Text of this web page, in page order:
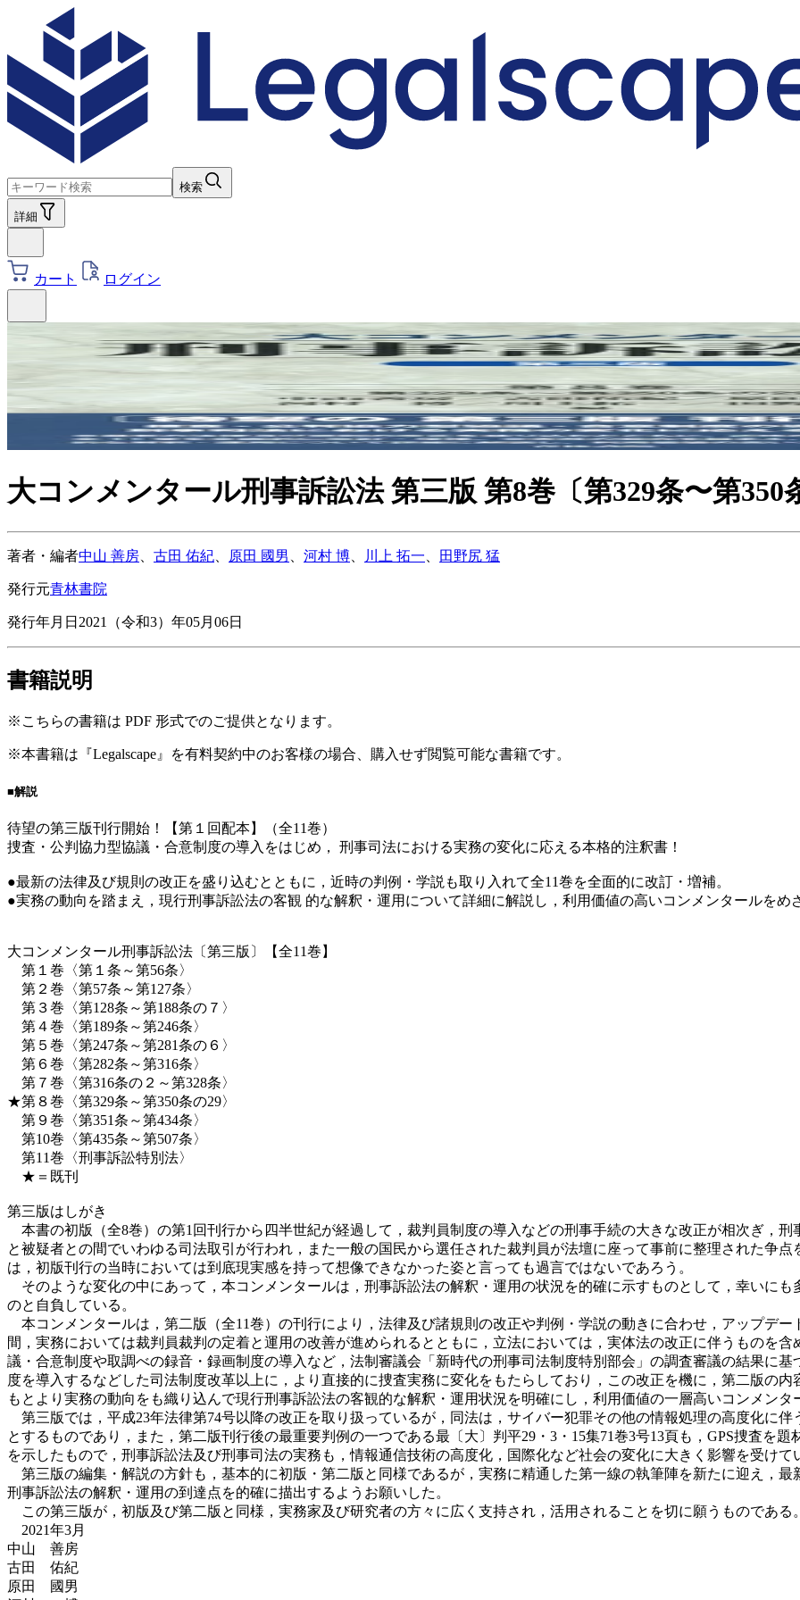
検索
詳細
カート ログイン
大コンメンタール刑事訴訟法 第三版 第8巻〔第329条〜第350
著者・編者中山 善房 古田 佑紀 原田 國男 河村 博 川上 拓一 田野尻 猛
発行元青林書院
発行年月日 2021（令和3）年05月06日
書籍説明
※こちらの書籍は PDF 形式でのご提供となります。
※本書籍は『Legalscape』を有料契約中のお客様の場合、購入せず閲覧可能な書籍です。
■解説
待望の第三版刊行開始！【第１回配本】（全11巻）
捜査・公判協力型協議・合意制度の導入をはじめ， 刑事司法における実務の変化に応える本格的注釈書！
●最新の法律及び規則の改正を盛り込むとともに，近時の判例・学説も取り入れて全11巻を全面的に改訂・増補。
●実務の動向を踏まえ，現行刑事訴訟法の客観 的な解釈・運用について詳細に解説し，利用価値の高いコンメンタールをめ
大コンメンタール刑事訴訟法〔第三版〕【全11巻】
第１巻〈第１条～第56条〉
第２巻〈第57条～第127条〉
第３巻〈第128条～第188条の７〉
第４巻〈第189条～第246条〉
第５巻〈第247条～第281条の６〉
第６巻〈第282条～第316条〉
第７巻〈第316条の２～第328条〉
★第８巻〈第329条～第350条の29〉
第９巻〈第351条～第434条〉
第10巻〈第435条～第507条〉
第11巻〈刑事訴訟特別法〉
★＝既刊
第三版はしがき
本書の初版（全8巻）の第1回刊行から四半世紀が経過して，裁判員制度の導入などの刑事手続の大きな改正が相次ぎ，
と被疑者との間でいわゆる司法取引が行われ，また一般の国民から選任された裁判員が法壇に座って事前に整理された争
は，初版刊行の当時においては到底現実感を持って想像できなかった姿と言っても過言ではないであろう。
そのような変化の中にあって，本コンメンタールは，刑事訴訟法の解釈・運用の状況を的確に示すものとして，幸いに
のと自負している。
本コンメンタールは，第二版（全11巻）の刊行により，法律及び諸規則の改正や判例・学説の動きに合わせ，アップデ
間，実務においては裁判員裁判の定着と運用の改善が進められるとともに，立法においては，実体法の改正に伴うものを
議・合意制度や取調べの録音・録画制度の導入など，法制審議会「新時代の刑事司法制度特別部会」の調査審議の結果に
度を導入するなどした司法制度改革以上に，より直接的に捜査実務に変化をもたらしており，この改正を機に，第二版の
もとより実務の動向をも織り込んで現行刑事訴訟法の客観的な解釈・運用状況を明確にし，利用価値の一層高いコンメン
第三版では，平成23年法律第74号以降の改正を取り扱っているが，同法は，サイバー犯罪その他の情報処理の高度化に
とするものであり，また，第二版刊行後の最重要判例の一つである最〔大〕判平29・3・15集71巻3号13頁も，GPS捜査を
を示したもので，刑事訴訟法及び刑事司法の実務も，情報通信技術の高度化，国際化など社会の変化に大きく影響を受けて
第三版の編集・解説の方針も，基本的に初版・第二版と同様であるが，実務に精通した第一線の執筆陣を新たに迎え，
刑事訴訟法の解釈・運用の到達点を的確に描出するようお願いした。
この第三版が，初版及び第二版と同様，実務家及び研究者の方々に広く支持され，活用されることを切に願うものである
2021年3月
中山 善房
古田 佑紀
原田 國男